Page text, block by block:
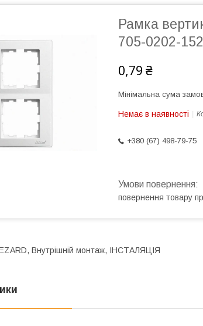
Рамка
705-0202-
0,79 ₴
Мінімальна сума
Немає в наявності
+380 (67) 498-79-75
повернення товару
Внутрішній монтаж, ІНСТАЛЯЦІЯ